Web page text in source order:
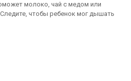
молоко, чай с медом или
чтобы ребенок мог дышать